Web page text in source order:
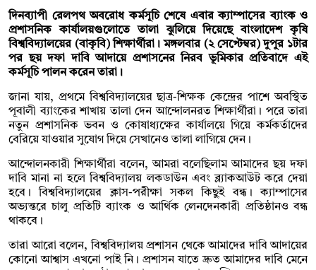
দিনব্যাপী রেলপথ অবরোধ কর্মসূচি শেষে এবার ক্যাম্পাসের ব্যাংক ও
প্রশাসনিক কার্যালয়গুলোতে তালা ঝুলিয়ে দিয়েছে বাংলাদেশ কৃষি
বিশ্ববিদ্যালয়ের (বাকৃবি) শিক্ষার্থীরা। মঙ্গলবার (২ সেপ্টেম্বর) দুপুর ১টার
পর ছয় দফা দাবি আদায়ে প্রশাসনের নিরব ভূমিকার প্রতিবাদে এই
কর্মসূচি পালন করেন তারা।
জানা যায়, প্রথমে বিশ্ববিদ্যালয়ের ছাত্র-শিক্ষক কেন্দ্রের পাশে অবস্থিত
পূবালী ব্যাংকের শাখায় তালা দেন আন্দোলনরত শিক্ষার্থীরা। পরে তারা
নতুন প্রশাসনিক ভবন ও কোষাধ্যক্ষের কার্যালয়ে গিয়ে কর্মকর্তাদের
বেরিয়ে যাওয়ার সুযোগ দিয়ে সেখানেও তালা লাগিয়ে দেন।
আন্দোলনকারী শিক্ষার্থীরা বলেন, আমরা বলেছিলাম আমাদের ছয় দফা
দাবি মানা না হলে বিশ্ববিদ্যালয় লকডাউন এবং ব্ল্যাকআউট করে দেয়া
হবে। বিশ্ববিদ্যালয়ের ক্লাস-পরীক্ষা সকল কিছুই বন্ধ। ক্যাম্পাসের
অভ্যন্তরে চালু প্রতিটি ব্যাংক ও আর্থিক লেনদেনকারী প্রতিষ্ঠানও বন্ধ
থাকবে।
তারা আরো বলেন, বিশ্ববিদ্যালয় প্রশাসন থেকে আমাদের দাবি আদায়ের
কোনো আশ্বাস এখনো পাই নি। প্রশাসন যাতে দ্রুত আমাদের দাবি মেনে